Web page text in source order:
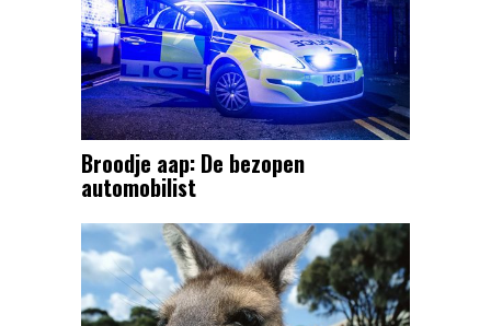
Broodje aap: De bezopen
automobilist